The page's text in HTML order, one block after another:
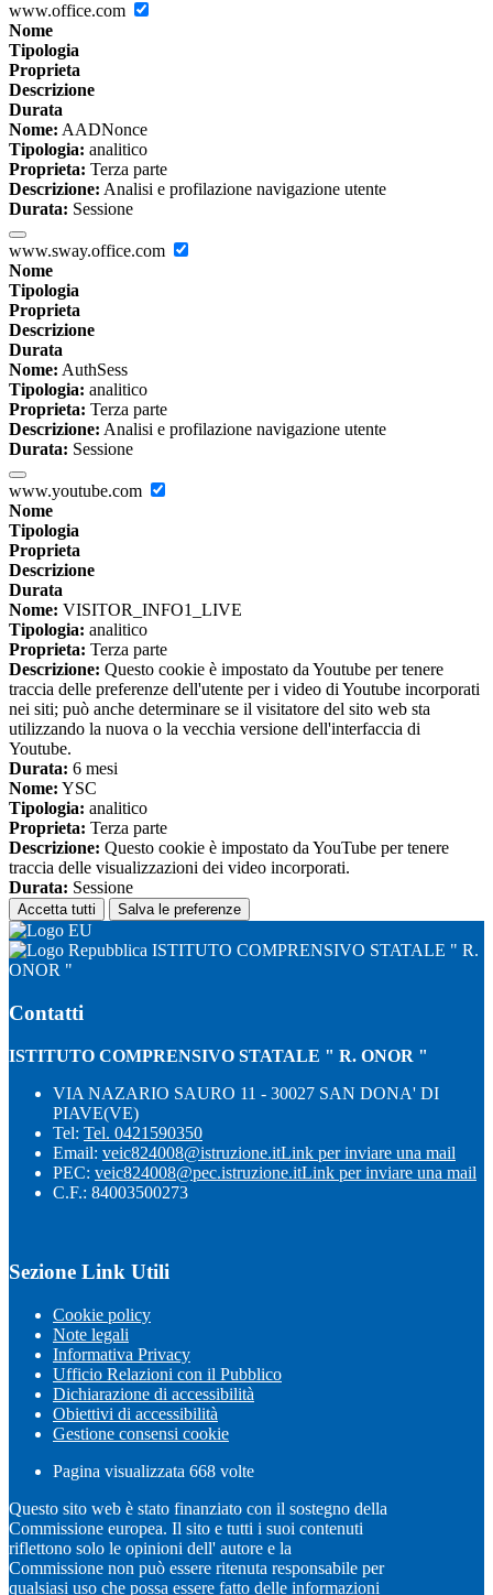
www.office.com
Nome
Tipologia
Proprieta
Descrizione
Durata
Nome: AADNonce
Tipologia: analitico
Proprieta: Terza parte
Descrizione: Analisi e profilazione navigazione utente
Durata: Sessione
www.sway.office.com
Nome
Tipologia
Proprieta
Descrizione
Durata
Nome: AuthSess
Tipologia: analitico
Proprieta: Terza parte
Descrizione: Analisi e profilazione navigazione utente
Durata: Sessione
www.youtube.com
Nome
Tipologia
Proprieta
Descrizione
Durata
Nome: VISITOR_INFO1_LIVE
Tipologia: analitico
Proprieta: Terza parte
Descrizione: Questo cookie è impostato da Youtube per tenere
traccia delle preferenze dell'utente per i video di Youtube incorporati
nei siti; può anche determinare se il visitatore del sito web sta
utilizzando la nuova o la vecchia versione dell'interfaccia di
Youtube.
Durata: 6 mesi
Nome: YSC
Tipologia: analitico
Proprieta: Terza parte
Descrizione: Questo cookie è impostato da YouTube per tenere
traccia delle visualizzazioni dei video incorporati.
Durata: Sessione
Accetta tutti Salva le preferenze
ISTITUTO COMPRENSIVO STATALE " R.
ONOR "
Contatti
ISTITUTO COMPRENSIVO STATALE " R. ONOR "
VIA NAZARIO SAURO 11 - 30027 SAN DONA' DI
PIAVE(VE)
Tel: Tel. 0421590350
Email: veic824008@istruzione.itLink per inviare una mail
PEC: veic824008@pec.istruzione.itLink per inviare una mail
C.F.: 84003500273
Sezione Link Utili
Cookie policy
Note legali
Informativa Privacy
Ufficio Relazioni con il Pubblico
Dichiarazione di accessibilità
Obiettivi di accessibilità
Gestione consensi cookie
Pagina visualizzata 668 volte
Questo sito web è stato finanziato con il sostegno della
Commissione europea. Il sito e tutti i suoi contenuti
riflettono solo le opinioni dell' autore e la
Commissione non può essere ritenuta responsabile per
qualsiasi uso che possa essere fatto delle informazioni